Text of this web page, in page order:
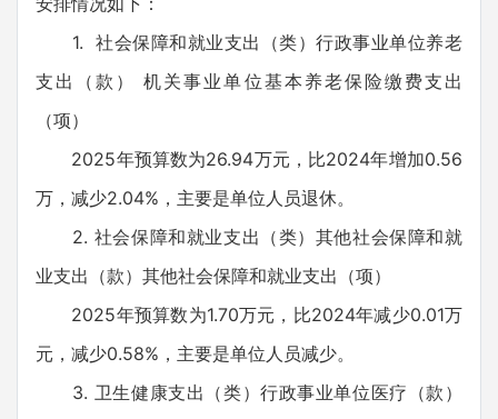
1. 社会保障和就业支出（类）行政事业单位养老
支出（款） 机关事业单位基本养老保险缴费支出
（项）
2025年预算数为26.94万元，比2024年增加0.56
万，减少2.04%，主要是单位人员退休。
2. 社会保障和就业支出（类）其他社会保障和就
业支出（款）其他社会保障和就业支出（项）
2025年预算数为1.70万元，比2024年减少0.01万
元，减少0.58%，主要是单位人员减少。
3. 卫生健康支出（类）行政事业单位医疗（款）